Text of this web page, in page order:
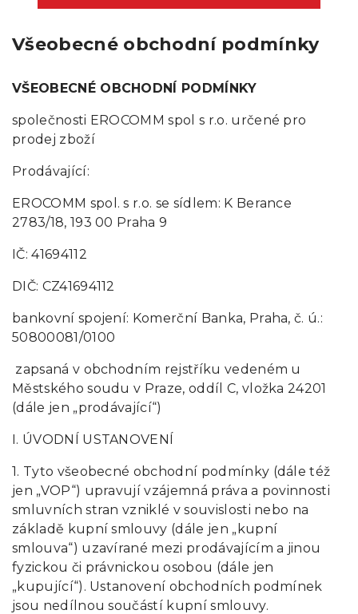
Všeobecné obchodní podmínky
VŠEOBECNÉ OBCHODNÍ PODMÍNKY
společnosti EROCOMM spol s r.o. určené pro
prodej zboží
Prodávající:
EROCOMM spol. s r.o. se sídlem: K Berance
2783/18, 193 00 Praha 9
IČ: 41694112
DIČ: CZ41694112
bankovní spojení: Komerční Banka, Praha, č. ú.:
50800081/0100
zapsaná v obchodním rejstříku vedeném u
Městského soudu v Praze, oddíl C, vložka 24201
(dále jen „prodávající“)
I. ÚVODNÍ USTANOVENÍ
1. Tyto všeobecné obchodní podmínky (dále též
jen „VOP“) upravují vzájemná práva a povinnosti
smluvních stran vzniklé v souvislosti nebo na
základě kupní smlouvy (dále jen „kupní
smlouva“) uzavírané mezi prodávajícím a jinou
fyzickou či právnickou osobou (dále jen
„kupující“). Ustanovení obchodních podmínek
jsou nedílnou součástí kupní smlouvy.